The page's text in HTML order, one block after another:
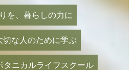
を、暮らしの力に
切な人のために学ぶ
タニカルライフスクール